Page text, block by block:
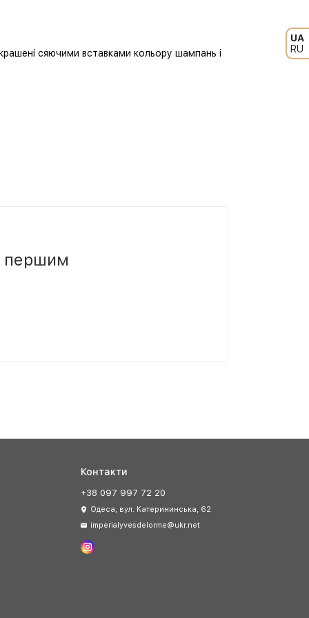
UA
RU
сяючими вставками кольору шампань і
першим
Контакти
+38 097 997 72 20
Одеса, вул. Катерининська, 62
imperialyvesdelorme@ukr.net